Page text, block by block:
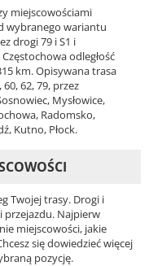
miejscowościami
wybranego wariantu
drogi 79 i S1 i
odległość
km. Opisywana trasa
62, 79, przez
Mysłowice,
Radomsko,
Kutno, Płock.
Twojej trasy. Drogi i
przejazdu. Najpierw
miejscowości, jakie
się dowiedzieć więcej
pozycję.